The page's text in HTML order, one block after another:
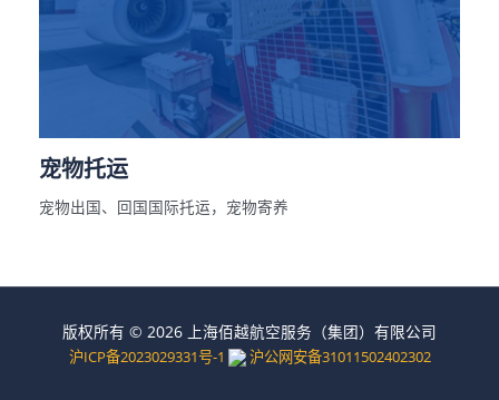
宠物托运
宠物出国、回国国际托运，宠物寄养
版权所有 © 2026 上海佰越航空服务（集团）有限公司
沪ICP备2023029331号-1 沪公网安备31011502402302